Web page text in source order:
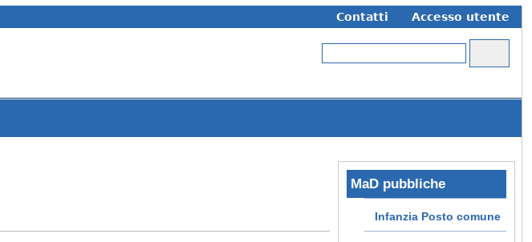
Accesso utente
Contatti
Cerca
MaD pubbliche
Infanzia Posto comune